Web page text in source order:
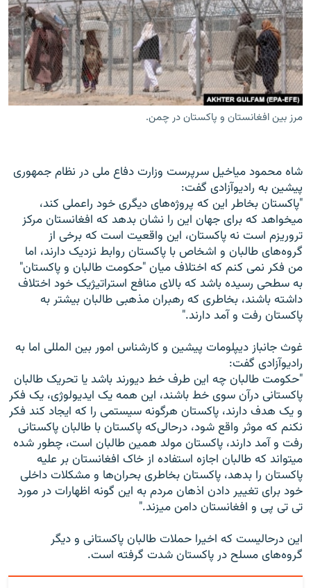
مرز بین افغانستان و پاکستان در چمن.
شاه محمود میاخیل سرپرست وزارت دفاع ملی در نظام جمهوری
پیشین به رادیوآزادی گفت:
"پاکستان بخاطر این که پروژه‌های دیگری خود راعملی کند،
میخواهد که برای جهان این را نشان بدهد که افغانستان مرکز
تروریزم است نه پاکستان، این واقعیت است که برخی از
گروه‌های طالبان و اشخاص با پاکستان روابط نزدیک دارند، اما
من فکر نمی کنم که اختلاف میان "حکومت طالبان و پاکستان"
به سطحی رسیده باشد که بالای منافع استراتیژیک خود اختلاف
داشته باشند، بخاطری که رهبران مذهبی طالبان بیشتر به
پاکستان رفت و آمد دارند."
غوث جانباز دیپلومات پیشین و کارشناس امور بین المللی اما به
رادیوآزادی گفت:
"حکومت طالبان چه این طرف خط دیورند باشد یا تحریک طالبان
پاکستانی درآن سوی خط باشند، این همه یک ایدیولوژی، یک فکر
و یک هدف دارند، پاکستان هرگونه سیستمی را که ایجاد کند فکر
نکنم که موثر واقع شود، درحالی‌که پاکستان با طالبان پاکستانی
رفت و آمد دارند، پاکستان مولد همین طالبان است، چطور شده
میتواند که طالبان اجازه استفاده از خاک افغانستان بر علیه
پاکستان را بدهد، پاکستان بخاطری بحران‌ها و مشکلات داخلی
خود برای تغییر دادن اذهان مردم به این گونه اظهارات در مورد
تی تی پی و افغانستان دامن میزند."
این درحالیست که اخیرا حملات طالبان پاکستانی و دیگر
گروه‌های مسلح در پاکستان شدت گرفته است.